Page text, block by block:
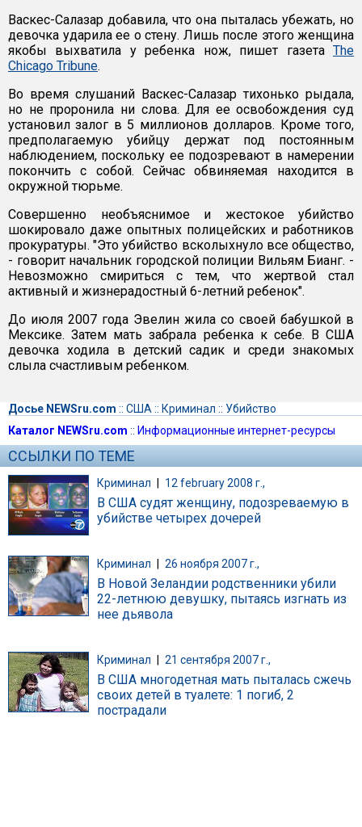
Васкес-Салазар добавила, что она пыталась убежать, но
девочка ударила ее о стену. Лишь после этого женщина
якобы выхватила у ребенка нож, пишет газета The
Chicago Tribune.
Во время слушаний Васкес-Салазар тихонько рыдала,
но не проронила ни слова. Для ее освобождения суд
установил залог в 5 миллионов долларов. Кроме того,
предполагаемую убийцу держат под постоянным
наблюдением, поскольку ее подозревают в намерении
покончить с собой. Сейчас обвиняемая находится в
окружной тюрьме.
Совершенно необъяснимое и жестокое убийство
шокировало даже опытных полицейских и работников
прокуратуры. "Это убийство всколыхнуло все общество,
- говорит начальник городской полиции Вильям Бианг. -
Невозможно смириться с тем, что жертвой стал
активный и жизнерадостный 6-летний ребенок".
До июля 2007 года Эвелин жила со своей бабушкой в
Мексике. Затем мать забрала ребенка к себе. В США
девочка ходила в детский садик и среди знакомых
слыла счастливым ребенком.
Досье NEWSru.com :: США :: Криминал :: Убийство
Каталог NEWSru.com :: Информационные интернет-ресурсы
ССЫЛКИ ПО ТЕМЕ
Криминал | 12 february 2008 г.,
В США судят женщину, подозреваемую в
убийстве четырех дочерей
Криминал 26 ноября 2007 г.,
В Новой Зеландии родственники убили
22-летнюю девушку, пытаясь изгнать из
нее дьявола
Криминал 21 сентября 2007 г.,
В США многодетная мать пыталась сжечь
своих детей в туалете: 1 погиб, 2
пострадали